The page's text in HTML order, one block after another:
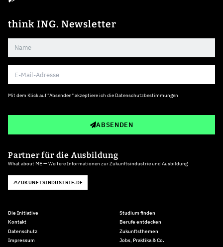
think ING. Newsletter
Mit dem Klick auf "Absenden" akzeptiere ich die Datenschutzbestimmungen
ABSENDEN
Partner für die Ausbildung
What about ME — Weitere Informationen zur Zukunftsindustrie und Ausbildung
ZUKUNFTSINDUSTRIE.DE
Die Initiative
Kontakt
Datenschutz
Impressum
Studium finden
Berufe entdecken
Zukunftsthemen
Jobs, Praktika & Co.